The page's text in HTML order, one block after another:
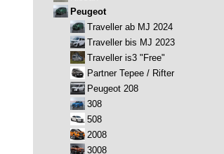
Peugeot
Traveller ab MJ 2024
Traveller bis MJ 2023
Traveller is3 "Free"
Partner Tepee / Rifter
Peugeot 208
308
508
2008
3008